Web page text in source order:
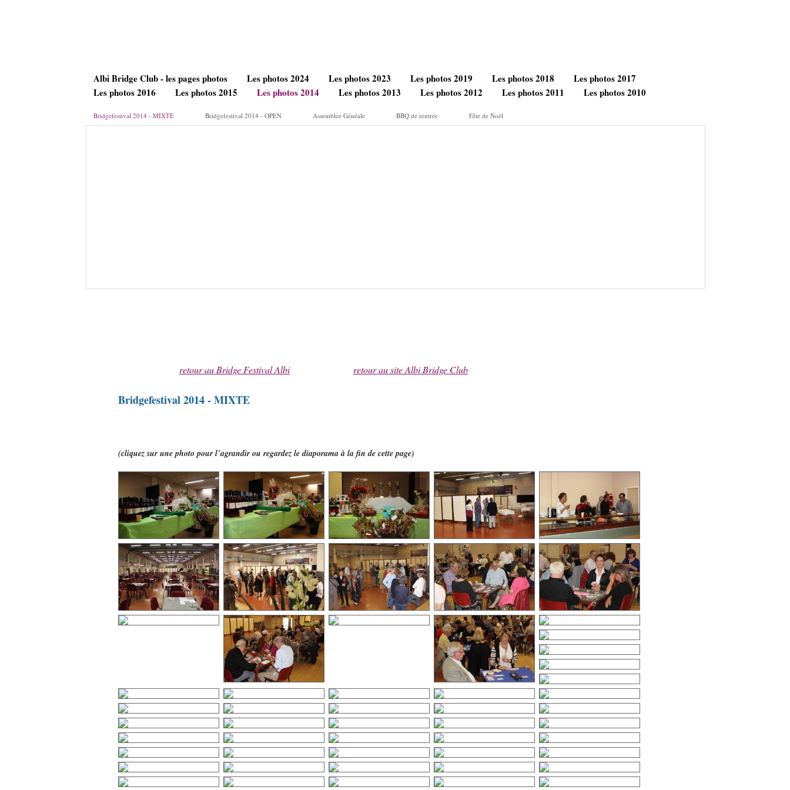
Albi Bridge Club - les pages photos Les photos 2024 Les photos 2023 Les photos 2019 Les photos 2018
Les photos 2017
Les photos 2016
Les photos 2015 Les photos 2014 Les photos 2013 Les photos 2012 Les photos 2011 Les photos 2010
Bridgefestival 2014 - MIXTE Bridgefestival 2014 - OPEN Assemblee Généale BBQ de rentrée Fête de Noël
retour au Bridge Festival Albi retour au site Albi Bridge Club
Bridgefestival 2014 - MIXTE
(cliquez sur une photo pour l´agrandir ou regardez le diaporama à la fin de cette page)